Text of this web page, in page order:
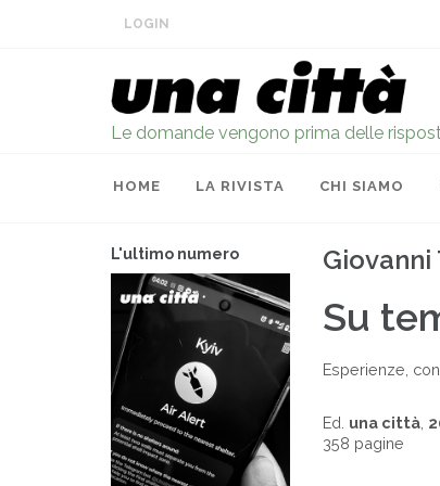
LOGIN
Le domande vengono prima delle
HOME LA RIVISTA CHI SIAMO
L'ultimo numero Giovanni
Su
Esperienze,
Ed. una città
358 pagine